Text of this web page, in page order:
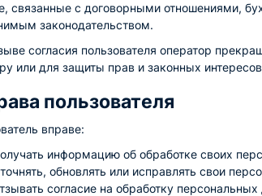
связанные с договорными отношениями,
законодательством.
согласия пользователя оператор
или для защиты прав и законных
пользователя
вправе:
информацию об обработке своих
обновлять или исправлять свои
согласие на обработку